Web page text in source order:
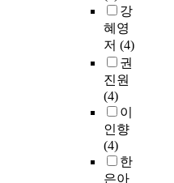
강
혜영
저 (4)
권
진원
(4)
이
인향
(4)
한
은아